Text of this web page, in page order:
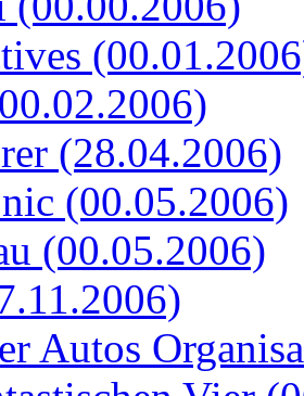
(28.04.2006)
(00.05.2006)
(00.05.2006)
Autos